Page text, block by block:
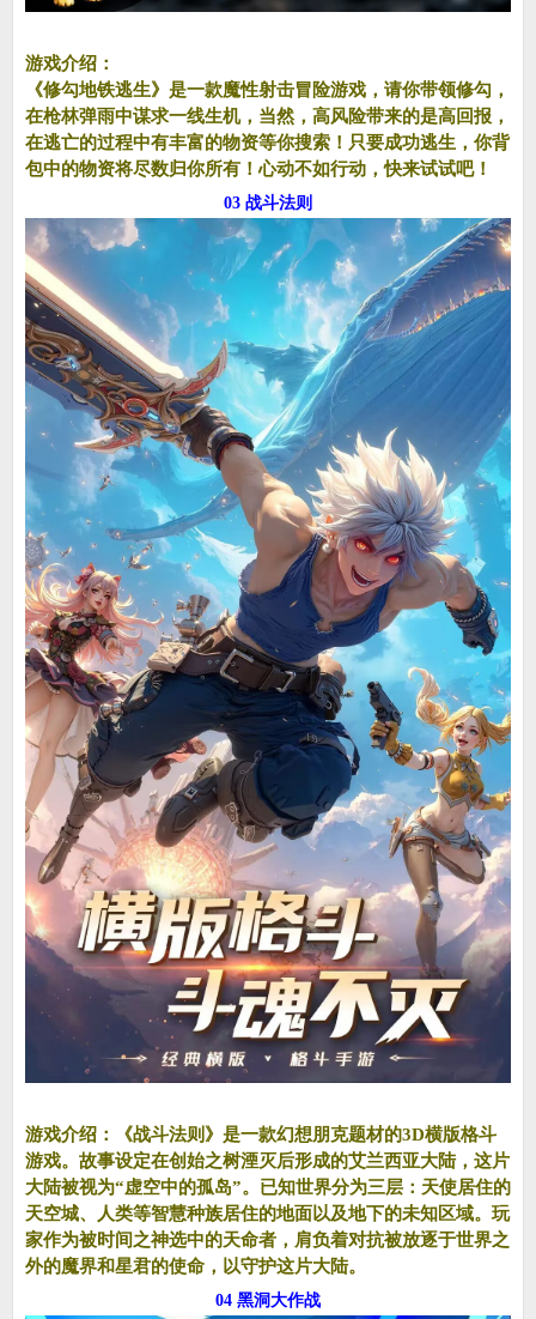
游戏介绍：
《修勾地铁逃生》是一款魔性射击冒险游戏，请你带领修勾，
在枪林弹雨中谋求一线生机，当然，高风险带来的是高回报，
在逃亡的过程中有丰富的物资等你搜索！只要成功逃生，你背
包中的物资将尽数归你所有！心动不如行动，快来试试吧！
03 战斗法则
游戏介绍：《战斗法则》是一款幻想朋克题材的3D横版格斗
游戏。故事设定在创始之树湮灭后形成的艾兰西亚大陆，这片
大陆被视为“虚空中的孤岛”。已知世界分为三层：天使居住的
天空城、人类等智慧种族居住的地面以及地下的未知区域。玩
家作为被时间之神选中的天命者，肩负着对抗被放逐于世界之
外的魔界和星君的使命，以守护这片大陆。
04 黑洞大作战